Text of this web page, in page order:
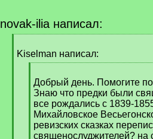
novak-ilia написал:
q
Kiselman написал:
q
]
Добрый день. Помогите
Знаю что предки были
все рождались с 1839-
Михайловское
ревизских сказках
священослуджителей? на